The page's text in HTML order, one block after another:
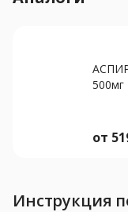
500мг
от
Инструкция